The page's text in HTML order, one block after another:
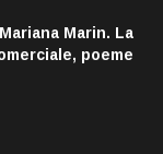
Marin. La
poeme